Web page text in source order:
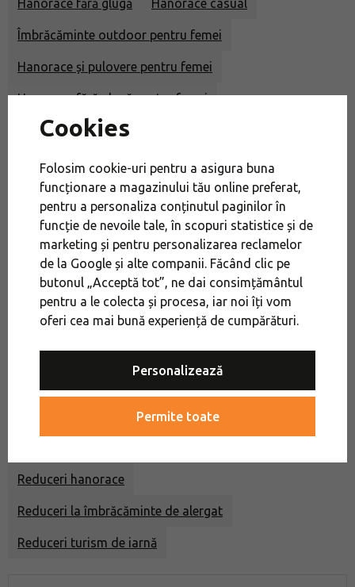
Hanorace fără glugă Hanorace casual
Îmbrăcăminte outdoor pentru femei
Hanorace și pulovere pentru femei
Hanorace fără glugă pentru femei
Hanorace casual pentru femei
Îmbrăcăminte de alergare Modă și călătorii
Îmbrăcăminte urbană Drumeții de iarnă
Îmbrăcăminte și încălțăminte pentru drumeții de iarnă
Îmbrăcăminte pentru drumeții și călătorii
Hanorace în funcție de activitate Hanorace
Hanorace cu fermoar Hanorace de alergare
Hanorace de drumeție Reduceri
Reduceri hanorace Hannah
Reduceri hanorace
Reduceri la îmbrăcăminte de alergat
Reduceri turism de iarnă
Cookies
Folosim cookie-uri pentru a asigura buna
funcționare a magazinului tău online preferat,
pentru a personaliza conținutul paginilor în
funcție de nevoile tale, în scopuri statistice și de
marketing și pentru personalizarea reclamelor
de la Google și alte companii. Făcând clic pe
butonul „Acceptă tot”, ne dai consimțământul
pentru a le colecta și procesa, iar noi îți vom
oferi cea mai bună experiență de cumpărături.
Personalizează
Permite toate